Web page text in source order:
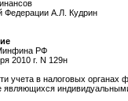
Федерации А.Л. Кудрин
РФ
2010 г. N 129н
учета в налоговых органах
являющихся